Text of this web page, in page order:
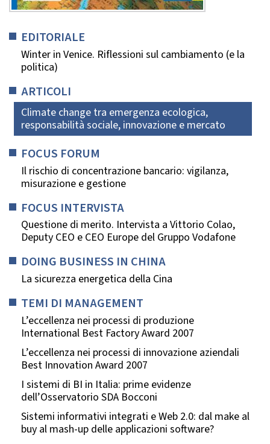
EDITORIALE
Winter in Venice. Riflessioni sul cambiamento (e la
politica)
ARTICOLI
Climate change tra emergenza ecologica,
responsabilità sociale, innovazione e mercato
FOCUS FORUM
Il rischio di concentrazione bancario: vigilanza,
misurazione e gestione
FOCUS INTERVISTA
Questione di merito. Intervista a Vittorio Colao,
Deputy CEO e CEO Europe del Gruppo Vodafone
DOING BUSINESS IN CHINA
La sicurezza energetica della Cina
TEMI DI MANAGEMENT
L’eccellenza nei processi di produzione
International Best Factory Award 2007
L’eccellenza nei processi di innovazione aziendali
Best Innovation Award 2007
I sistemi di BI in Italia: prime evidenze
dell’Osservatorio SDA Bocconi
Sistemi informativi integrati e Web 2.0: dal make al
buy al mash-up delle applicazioni software?